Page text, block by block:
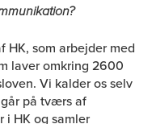
HK, som arbejder med
laver omkring 2600
Vi kalder os selv
på tværs af
i HK og samler